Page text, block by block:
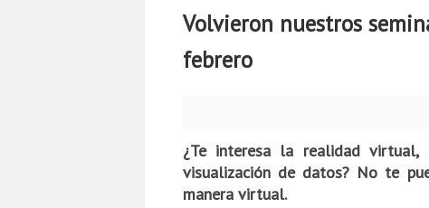
Volvieron nuestros
febrero
¿Te interesa la realidad virtual,
visualización de datos? No te
manera virtual.